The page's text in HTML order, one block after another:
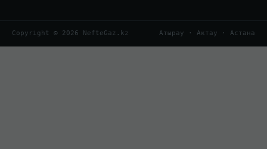
Copyright © 2026 NefteGaz.kz Атырау · Актау · Астана